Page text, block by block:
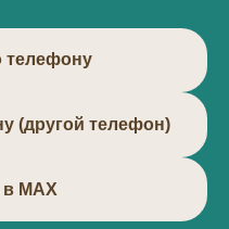
телефону
(другой телефон)
в МАХ